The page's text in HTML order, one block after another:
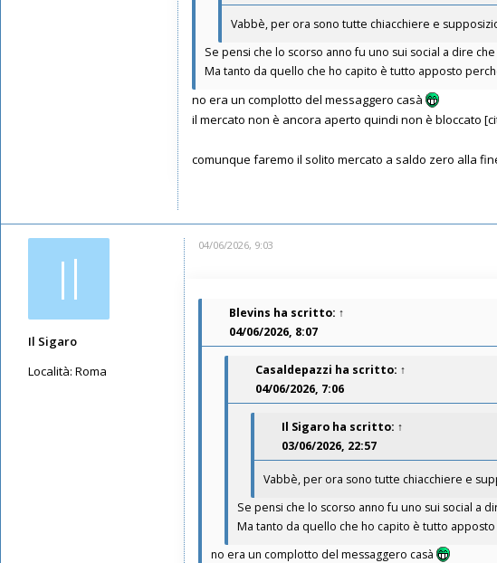
Vabbè, per ora sono tutte chiacchiere e
Se pensi che lo scorso anno fu uno sui social a dire
Ma tanto da quello che ho capito è tutto apposto
no era un complotto del messaggero casà
il mercato non è ancora aperto quindi non è bloccato
comunque faremo il solito mercato a saldo zero alla
Il
Il Sigaro
Località: Roma
04/06/2026, 9:03
Blevins ha scritto: ↑
04/06/2026, 8:07
Casaldepazzi ha scritto: ↑
04/06/2026, 7:06
Il Sigaro ha scritto: ↑
03/06/2026, 22:57
Vabbè, per ora sono tutte chiacchiere e
Se pensi che lo scorso anno fu uno sui social a
Ma tanto da quello che ho capito è tutto
no era un complotto del messaggero casà